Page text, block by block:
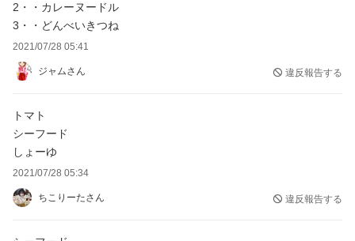
2・・カレーヌードル
3・・どんべいきつね
2021/07/28 05:41
ジャムさん 違反報告する
トマト
シーフード
しょーゆ
2021/07/28 05:34
ちこりーたさん 違反報告する